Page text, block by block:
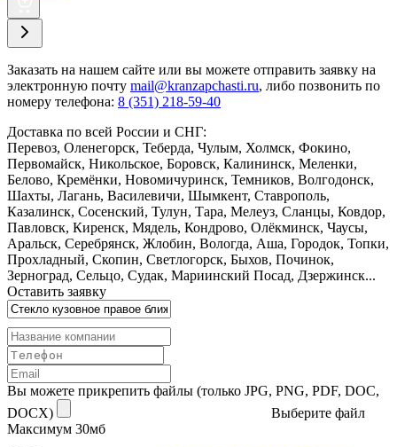
Заказать на нашем сайте или вы можете отправить заявку на
электронную почту mail@kranzapchasti.ru, либо позвонить по
номеру телефона: 8 (351) 218-59-40
Доставка по всей России и СНГ:
Перевоз, Оленегорск, Теберда, Чулым, Холмск, Фокино,
Первомайск, Никольское, Боровск, Калининск, Меленки,
Белово, Кремёнки, Новомичуринск, Темников, Волгодонск,
Шахты, Лагань, Василевичи, Шымкент, Ставрополь,
Казалинск, Сосенский, Тулун, Тара, Мелеуз, Сланцы, Ковдор,
Павловск, Киренск, Мядель, Кондрово, Олёкминск, Чаусы,
Аральск, Серебрянск, Жлобин, Вологда, Аша, Городок, Топки,
Прохладный, Скопин, Светлогорск, Быхов, Починок,
Зерноград, Сельцо, Судак, Мариинский Посад, Дзержинск...
Оставить заявку
Вы можете прикрепить файлы (только JPG, PNG, PDF, DOC,
DOCX)
Выберите файл
Максимум 30мб